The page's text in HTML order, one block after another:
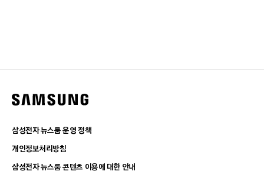
삼성전자 뉴스룸 운영 정책
개인정보처리방침
삼성전자 뉴스룸 콘텐츠 이용에 대한 안내